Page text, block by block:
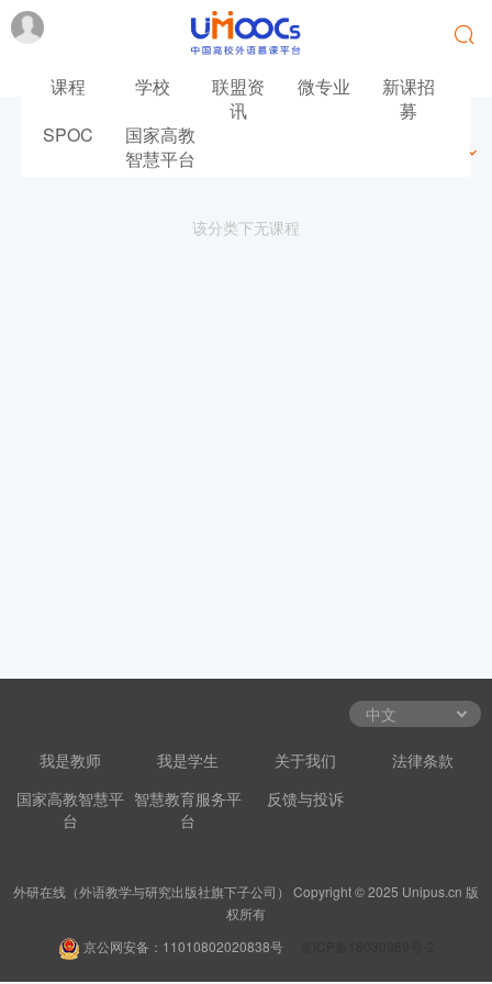
课程 学校
联盟资
讯
微专业
新课招
募
SPOC
国家高教
智慧平台
该分类下无课程
我是教师 我是学生 关于我们
法律条款
国家高教智慧平
台
智慧教育服务平
台
反馈与投诉
外研在线（外语教学与研究出版社旗下子公司） Copyright © 2025 Unipus.cn 版
权所有
京公网安备：11010802020838号